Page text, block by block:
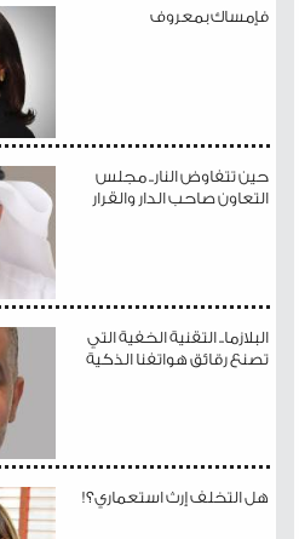
فإمساك بمعروف
حين تتفاوض النار.. مجلس
التعاون صاحب الدار والقرار
البلازما.. التقنية الخفية التي
تصنع رقائق هواتفنا الذكية
هل التخلف إرث استعماري؟!